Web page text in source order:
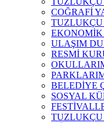
COĞRAFİ
TUZLUKÇU
ULAŞIM
RESMİ
BELEDİYE
SOSYAL
TUZLUKÇU